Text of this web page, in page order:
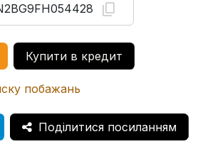
Купити в кредит
побажань
Поділитися посиланням